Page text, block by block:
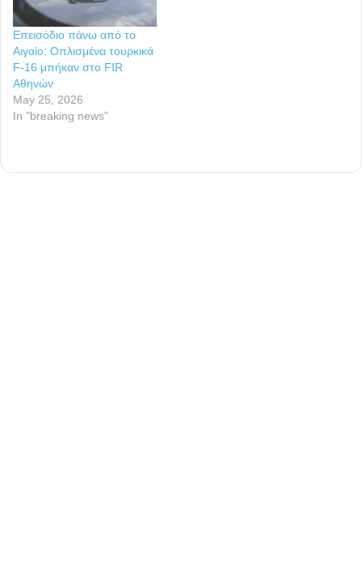
Επεισόδιο πάνω από το
Αιγαίο: Οπλισμένα τουρκικά
F-16 μπήκαν στο FIR
Αθηνών
May 25, 2026
In "breaking news"